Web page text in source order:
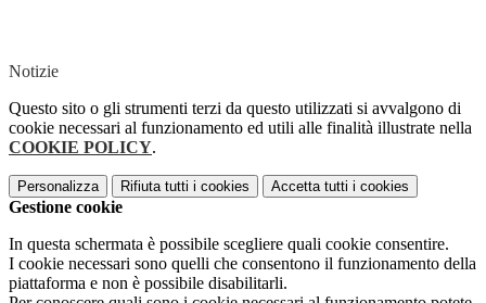
Notizie
Questo sito o gli strumenti terzi da questo utilizzati si avvalgono di
cookie necessari al funzionamento ed utili alle finalità illustrate nella
COOKIE POLICY.
Personalizza Rifiuta tutti i cookies Accetta tutti i cookies
Gestione cookie
In questa schermata è possibile scegliere quali cookie consentire.
I cookie necessari sono quelli che consentono il funzionamento della
piattaforma e non è possibile disabilitarli.